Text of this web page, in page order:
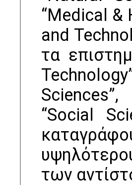
“Medical &
and
τα
“Social
των